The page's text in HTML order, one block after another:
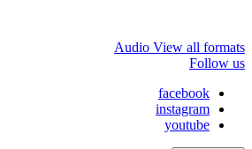
Audio View all formats
Follow us
facebook
instagram
youtube